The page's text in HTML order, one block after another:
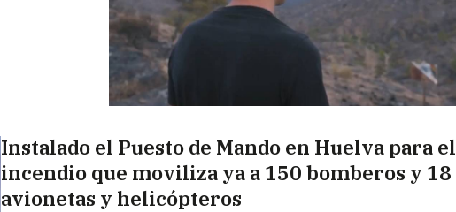
Instalado el Puesto de Mando en Huelva para el
incendio que moviliza ya a 150 bomberos y 18
avionetas y helicópteros